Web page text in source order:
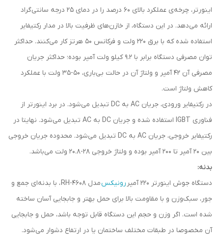
اینورتر، چرخه‌ی عملکرد بالای 60 درصد را در دمای 25 درجه‌ سانتی‌گراد
ارائه می‌دهد. در این دستگاه، از خازن‌های ظرفیت بالا در مدار رکتیفایر
استفاده شده که با برق 220 ولت و فرکانس 50 هرتز کار می‌کنند. حداکثر
توان مصرفی دستگاه برابر با 9.2 کیلو ولت آمپر بوده؛ حداکثر جریان
مصرفی آن 42 آمپر و ولتاژ آن در حالت بی‌باری، 50-35 ولت با عملکرد
کاهش ولتاژ است.
در رکتیفایر ورودی، جریان AC به DC تبدیل می‌شود. در برد اینورتر از
فناوری IGBT استفاده شده و جریان DC به AC تبدیل می‌شود. نهایتا در
رکتیفایر خروجی، جریان AC به DC تبدیل می‌شود. محدوده جریان خروجی
بین 20 آمپر تا 200 آمپر بوده و ولتاژ خروجی 28-20.8 ولت می‌باشد.
بدنه:
دستگاه جوش اینورتر 220 آمپر
رونیکس
مدل RH-4608 ، با بدنه‌ای جمع و
جور، سبک‌وزن و با مقاومت بالا برای حمل بهتر و جابجایی آسان ساخته
شده است. اگر وزن و حجم این دستگاه قابل توجه باشد، حمل و جابجایی
آن مخصوصا در طبقات مختلف ساختمان یا در ارتفاع دشوار می‌شود.